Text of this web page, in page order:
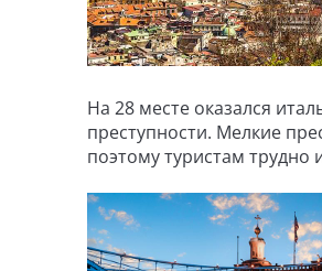
На 28 месте оказался
преступности. Мелкие
поэтому туристам трудно